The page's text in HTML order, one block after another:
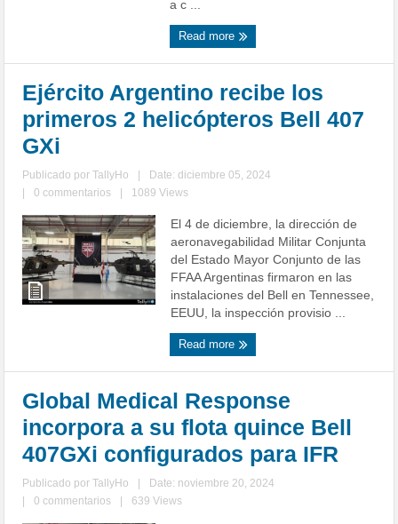
a c ...
Read more
Ejército Argentino recibe los
primeros 2 helicópteros Bell 407
GXi
Publicado porTallyHo
Date: diciembre 05, 2024
0 commentarios 1089 Views
El 4 de diciembre, la dirección de
aeronavegabilidad Militar Conjunta
del Estado Mayor Conjunto de las
FFAA Argentinas firmaron en las
instalaciones del Bell en Tennessee,
EEUU, la inspección provisio ...
Read more
Global Medical Response
incorpora a su flota quince Bell
407GXi configurados para IFR
Publicado porTallyHo
Date: noviembre 20, 2024
0 commentarios 639 Views